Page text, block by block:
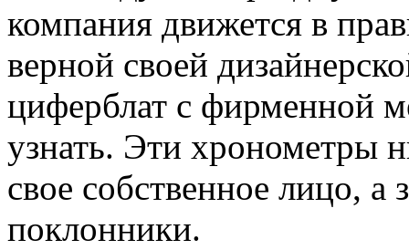
компания движется в
верной своей
циферблат с фирменной
узнать. Эти хронометры
свое собственное лицо, а
поклонники.